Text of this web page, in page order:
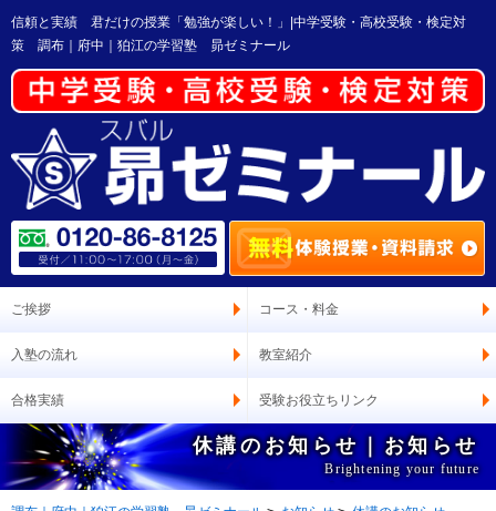
信頼と実績 君だけの授業「勉強が楽しい！」|中学受験・高校受験・検定対
策 調布｜府中｜狛江の学習塾 昴ゼミナール
ご挨拶 コース・料金
入塾の流れ 教室紹介
合格実績 受験お役立ちリンク
休講のお知らせ｜お知らせ
Brightening your future